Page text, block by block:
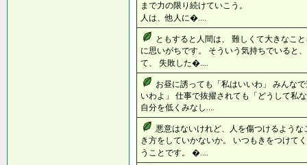
まで力の限り続けていこう。 （ホ
人は、他人に�....
ともすると人間は、 難しくて大きなこ
に思いがちです。 そういう気持ちでいると
て、 失敗した�....
お昼に誘っても「私はいいわ」 みんな
いわよ」 仕事で抜擢されても「どうして私
自分を低くみなし....
悪意はないけれど、人を傷つけるよう
き方をしていかないか。 いつもきをつけて
うことです。 �....